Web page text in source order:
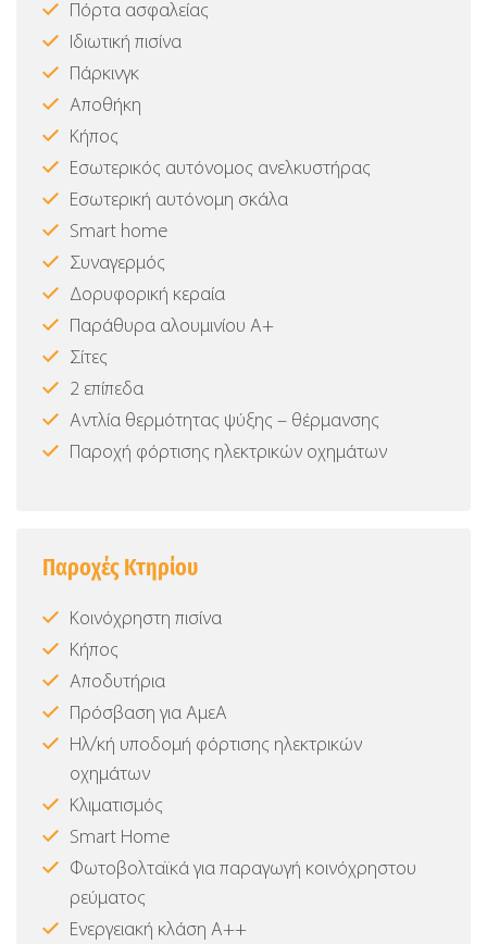
Πόρτα ασφαλείας
Ιδιωτική πισίνα
Πάρκινγκ
Αποθήκη
Κήπος
Εσωτερικός αυτόνομος ανελκυστήρας
Εσωτερική αυτόνομη σκάλα
Smart home
Συναγερμός
Δορυφορική κεραία
Παράθυρα αλουμινίου Α+
Σίτες
2 επίπεδα
Αντλία θερμότητας ψύξης – θέρμανσης
Παροχή φόρτισης ηλεκτρικών οχημάτων
Παροχές Κτηρίου
Κοινόχρηστη πισίνα
Κήπος
Αποδυτήρια
Πρόσβαση για ΑμεΑ
Ηλ/κή υποδομή φόρτισης ηλεκτρικών
οχημάτων
Κλιματισμός
Smart Home
Φωτοβολταϊκά για παραγωγή κοινόχρηστου
ρεύματος
Ενεργειακή κλάση Α++